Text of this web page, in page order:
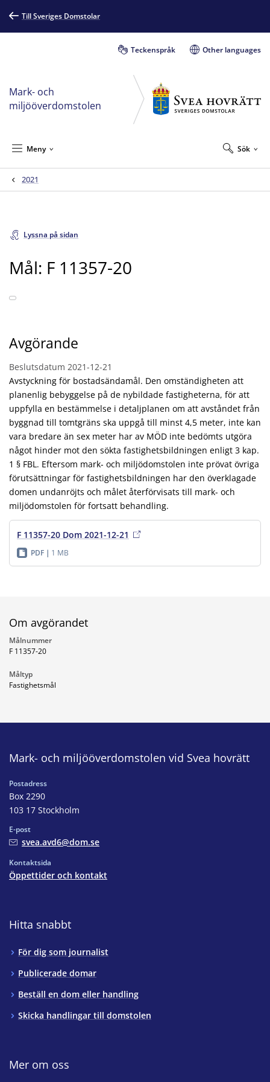
Till Sveriges Domstolar
Teckenspråk Other languages
Mark- och
miljööverdomstolen
Sök
Meny
2021
Lyssna på sidan
Mål: F 11357-20
Avgörande
Beslutsdatum 2021-12-21
Avstyckning för bostadsändamål. Den omständigheten att
planenlig bebyggelse på de nybildade fastigheterna, för att
uppfylla en bestämmelse i detaljplanen om att avståndet från
byggnad till tomtgräns ska uppgå till minst 4,5 meter, inte kan
vara bredare än sex meter har av MÖD inte bedömts utgöra
något hinder mot den sökta fastighetsbildningen enligt 3 kap.
1 § FBL. Eftersom mark- och miljödomstolen inte prövat övriga
förutsättningar för fastighetsbildningen har den överklagade
domen undanröjts och målet återförvisats till mark- och
miljödomstolen för fortsatt behandling.
F 11357-20 Dom 2021-12-21
PDF 1 MB
Om avgörandet
Målnummer
F 11357-20
Måltyp
Fastighetsmål
Mark- och miljööverdomstolen vid Svea hovrätt
Postadress
Box 2290
103 17 Stockholm
E-post
svea.avd6@dom.se
Kontaktsida
Öppettider och kontakt
Hitta snabbt
För dig som journalist
Publicerade domar
Beställ en dom eller handling
Skicka handlingar till domstolen
Mer om oss